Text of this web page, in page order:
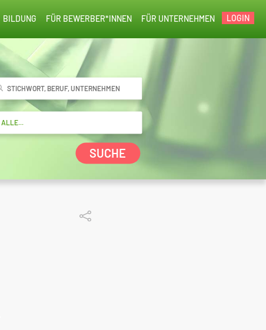
LOGIN
FÜR UNTERNEHMEN
FÜR BEWERBER*INNEN
BILDUNG
SUCHE